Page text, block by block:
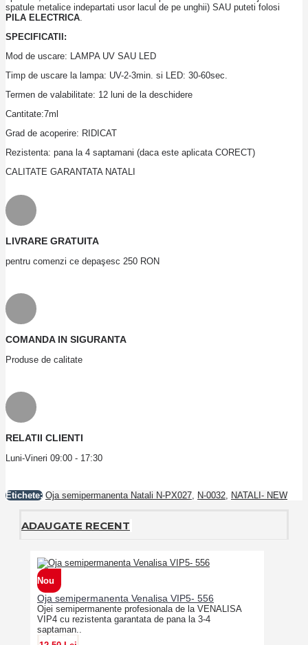
spatule metalice indepartati usor lacul de pe unghii) SAU puteti folosi
PILA ELECTRICA
SPECIFICATII:
Mod de uscare: LAMPA UV SAU LED
Timp de uscare la lampa: UV-2-3min. si LED: 30-60sec.
Termen de valabilitate: 12 luni de la deschidere
Cantitate:7ml
Grad de acoperire: RIDICAT
Rezistenta: pana la 4 saptamani (daca este aplicata CORECT)
CALITATE GARANTATA NATALI
LIVRARE GRATUITA
pentru comenzi ce depaşesc 250 RON
COMANDA IN SIGURANTA
Produse de calitate
RELATII CLIENTI
Luni-Vineri 09:00 - 17:30
Etichete: Oja semipermanenta Natali N-PX027 N-0032 NATALI- NEW
ADAUGATE RECENT
Nou
Oja semipermanenta Venalisa VIP5- 556
Ojei semipermanente profesionala de la VENALISA
VIP4 cu rezistenta garantata de pana la 3-4
saptaman..